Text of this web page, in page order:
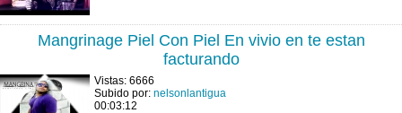
Mangrinage Piel Con Piel En vivio en te estan
facturando
Vistas: 6666
Subido por: nelsonlantigua
00:03:12